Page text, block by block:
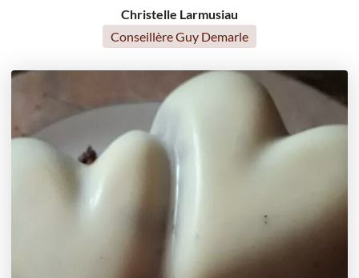
Christelle Larmusiau
Conseillère Guy Demarle